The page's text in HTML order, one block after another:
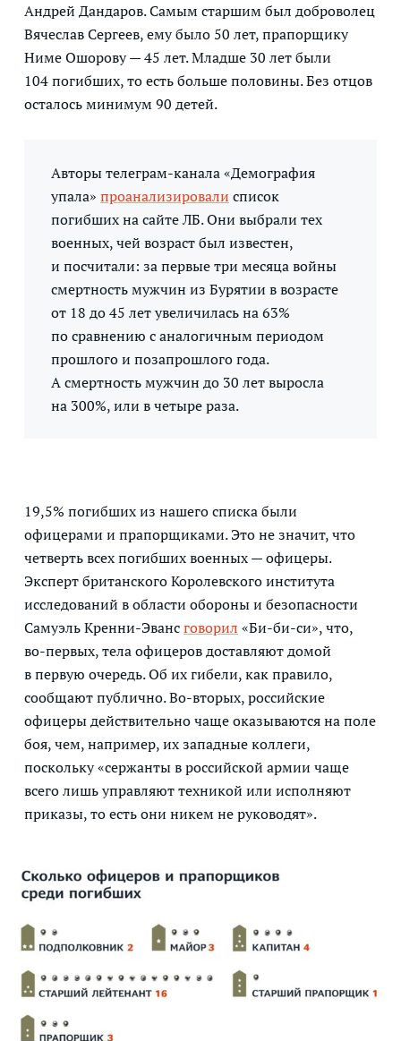
Андрей Дандаров. Самым старшим был доброволец
Вячеслав Сергеев, ему было 50 лет, прапорщику
Ниме Ошорову — 45 лет. Младше 30 лет были
104 погибших, то есть больше половины. Без отцов
осталось минимум 90 детей.
Авторы телеграм-канала «Демография
упала» проанализировали список
погибших на сайте ЛБ. Они выбрали тех
военных, чей возраст был известен,
и посчитали: за первые три месяца войны
смертность мужчин из Бурятии в возрасте
от 18 до 45 лет увеличилась на 63%
по сравнению с аналогичным периодом
прошлого и позапрошлого года.
А смертность мужчин до 30 лет выросла
на 300%, или в четыре раза.
19,5% погибших из нашего списка были
офицерами и прапорщиками. Это не значит, что
четверть всех погибших военных — офицеры.
Эксперт британского Королевского института
исследований в области обороны и безопасности
Самуэль Кренни-Эвансговорил «Би-би-си», что,
во-первых, тела офицеров доставляют домой
в первую очередь. Об их гибели, как правило,
сообщают публично. Во-вторых, российские
офицеры действительно чаще оказываются на поле
боя, чем, например, их западные коллеги,
поскольку «сержанты в российской армии чаще
всего лишь управляют техникой или исполняют
приказы, то есть они никем не руководят».